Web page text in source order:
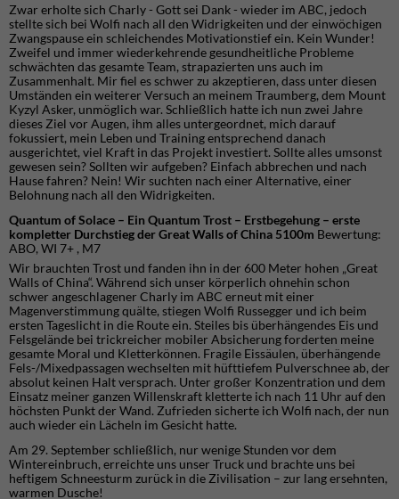
Zwar erholte sich Charly - Gott sei Dank - wieder im ABC, jedoch
stellte sich bei Wolfi nach all den Widrigkeiten und der einwöchigen
Zwangspause ein schleichendes Motivationstief ein. Kein Wunder!
Zweifel und immer wiederkehrende gesundheitliche Probleme
schwächten das gesamte Team, strapazierten uns auch im
Zusammenhalt. Mir fiel es schwer zu akzeptieren, dass unter diesen
Umständen ein weiterer Versuch an meinem Traumberg, dem Mount
Kyzyl Asker, unmöglich war. Schließlich hatte ich nun zwei Jahre
dieses Ziel vor Augen, ihm alles untergeordnet, mich darauf
fokussiert, mein Leben und Training entsprechend danach
ausgerichtet, viel Kraft in das Projekt investiert. Sollte alles umsonst
gewesen sein? Sollten wir aufgeben? Einfach abbrechen und nach
Hause fahren? Nein! Wir suchten nach einer Alternative, einer
Belohnung nach all den Widrigkeiten.
Quantum of Solace – Ein Quantum Trost – Erstbegehung – erste
kompletter Durchstieg der Great Walls of China 5100m Bewertung:
ABO, WI 7+ , M7
Wir brauchten Trost und fanden ihn in der 600 Meter hohen „Great
Walls of China“. Während sich unser körperlich ohnehin schon
schwer angeschlagener Charly im ABC erneut mit einer
Magenverstimmung quälte, stiegen Wolfi Russegger und ich beim
ersten Tageslicht in die Route ein. Steiles bis überhängendes Eis und
Felsgelände bei trickreicher mobiler Absicherung forderten meine
gesamte Moral und Kletterkönnen. Fragile Eissäulen, überhängende
Fels-/Mixedpassagen wechselten mit hüfttiefem Pulverschnee ab, der
absolut keinen Halt versprach. Unter großer Konzentration und dem
Einsatz meiner ganzen Willenskraft kletterte ich nach 11 Uhr auf den
höchsten Punkt der Wand. Zufrieden sicherte ich Wolfi nach, der nun
auch wieder ein Lächeln im Gesicht hatte.
Am 29. September schließlich, nur wenige Stunden vor dem
Wintereinbruch, erreichte uns unser Truck und brachte uns bei
heftigem Schneesturm zurück in die Zivilisation – zur lang ersehnten,
warmen Dusche!